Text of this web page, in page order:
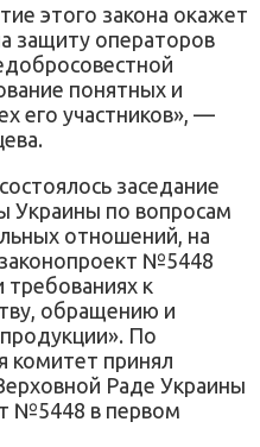
этого закона окажет
защиту операторов
понятных и
его участников», —
заседание
Украины по вопросам
отношений, на
№5448
к
обращению и
По
комитет принял
Раде Украины
№5448 в первом